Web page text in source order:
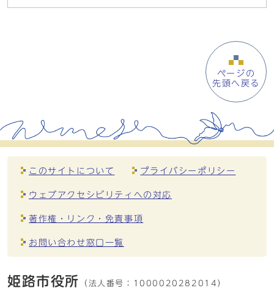
ページの
先頭へ戻る
このサイトについて プライバシーポリシー
ウェブアクセシビリティへの対応
著作権・リンク・免責事項
お問い合わせ窓口一覧
姫路市役所 （法人番号： 1000020282014）